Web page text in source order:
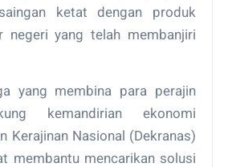
ketat dengan produk
negeri yang telah membanjiri
yang membina para perajin
kemandirian ekonomi
Kerajinan Nasional (Dekranas)
membantu mencarikan solusi